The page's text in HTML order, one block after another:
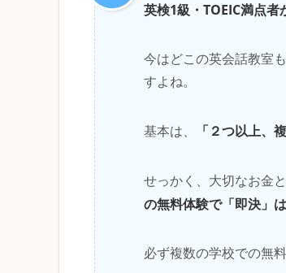
英検1級・TOEIC満点者
今はどこの英会話教室
すよね。
基本は、 「２つ以上、
せっかく、大切なお金
の無料体験で「即決」
必ず複数の学校での無